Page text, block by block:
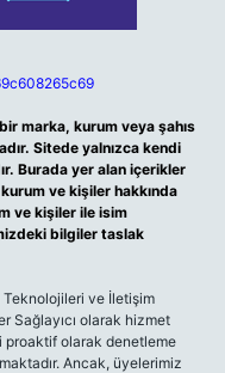
marka, kurum veya şahıs
Sitede yalnızca kendi
Burada yer alan içerikler
ve kişiler hakkında
ve kişiler ile isim
bilgiler taslak
Teknolojileri ve İletişim
Sağlayıcı olarak hizmet
proaktif olarak denetleme
Ancak, üyelerimiz